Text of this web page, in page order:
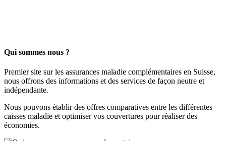
Qui sommes nous ?
Premier site sur les assurances maladie complémentaires en Suisse,
nous offrons des informations et des services de façon neutre et
indépendante.
Nous pouvons établir des offres comparatives entre les différentes
caisses maladie et optimiser vos couvertures pour réaliser des
économies.